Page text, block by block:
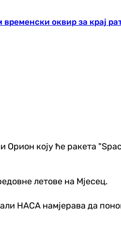
оквир за крај
Орион коју ће ракета
летове на Мјесец.
НАСА намјерава да